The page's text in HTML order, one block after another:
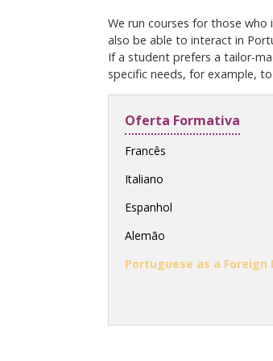
We run courses for those
also be able to interact in
If a student prefers a tailor-
specific needs, for example,
Oferta Formativa
Francês
Italiano
Espanhol
Alemão
Portuguese as a Foreign